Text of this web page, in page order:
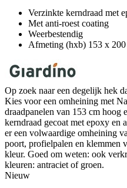
Verzinkte kerndraad met
Met anti-roest coating
Weerbestendig
Afmeting (hxb) 153 x
Op zoek naar een degelijk hek
Kies voor een omheining met
draadpanelen van 153 cm hoog
kerndraad gecoat met epoxy en
er een volwaardige omheining
poort, profielpalen en klemmen
kleur. Goed om weten: ook
kleuren: antraciet of groen.
Nieuw